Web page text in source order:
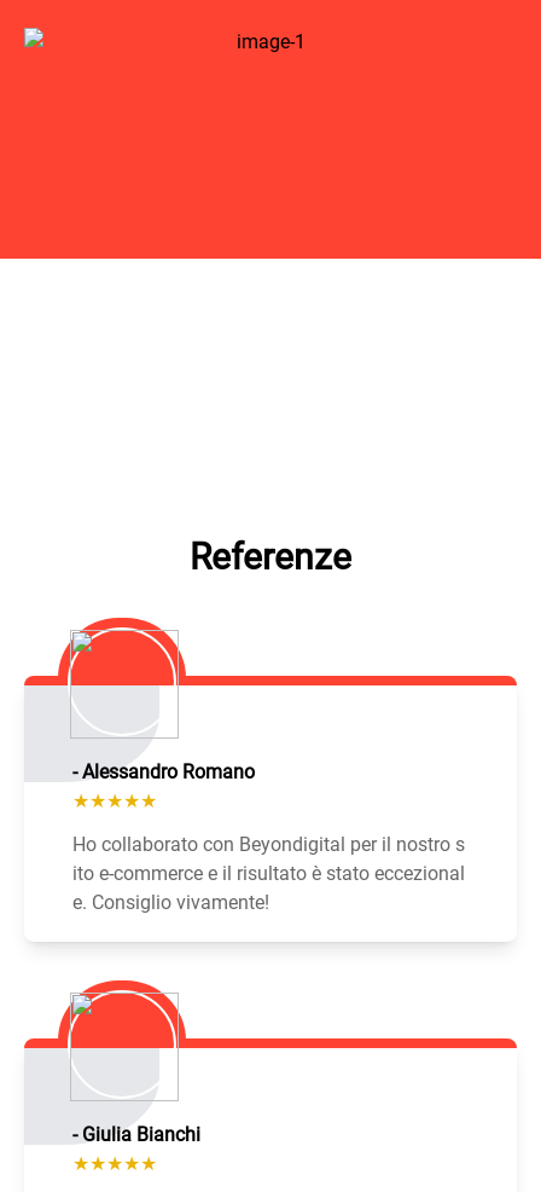
Referenze
- Alessandro Romano
★★★★★
Ho collaborato con Beyondigital per il nostro s
ito e-commerce e il risultato è stato eccezional
e. Consiglio vivamente!
- Giulia Bianchi
★★★★★